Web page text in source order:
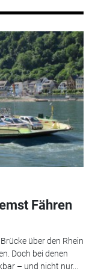
Fähren
über den Rhein
Doch bei denen
– und nicht nur...